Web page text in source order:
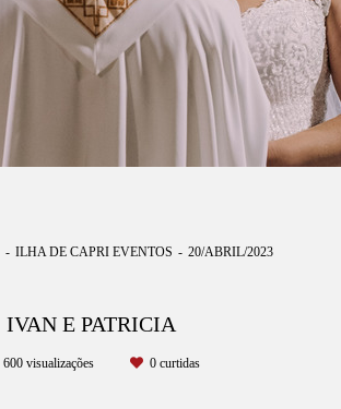
ILHA DE CAPRI EVENTOS 20/ABRIL/2023
IVAN E PATRICIA
600 visualizações 0 curtidas